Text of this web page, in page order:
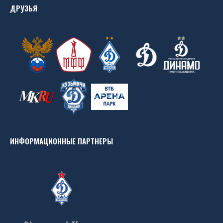
ДРУЗЬЯ
ИНФОРМАЦИОННЫЕ ПАРТНЕРЫ